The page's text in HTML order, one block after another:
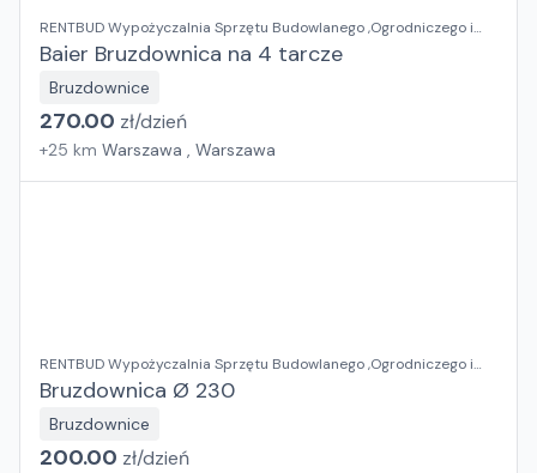
RENTBUD Wypożyczalnia Sprzętu Budowlanego ,Ogrodniczego i
Elektronarzędzi
Baier Bruzdownica na 4 tarcze
Bruzdownice
270.00 zł/dzień
+25 km Warszawa , Warszawa
RENTBUD Wypożyczalnia Sprzętu Budowlanego ,Ogrodniczego i
Elektronarzędzi
Bruzdownica Ø 230
Bruzdownice
200.00 zł/dzień